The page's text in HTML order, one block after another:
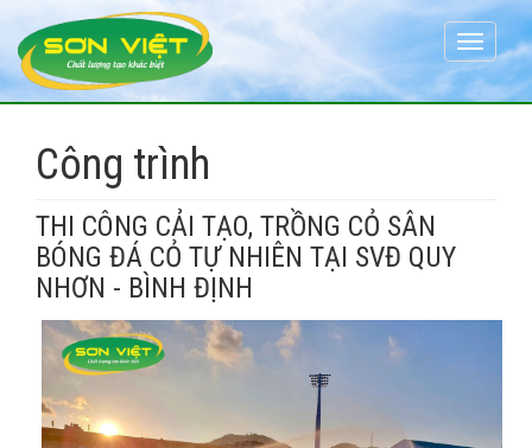
Toggle
Công trình
THI CÔNG CẢI TẠO, TRỒNG CỎ SÂN
BÓNG ĐÁ CỎ TỰ NHIÊN TẠI SVĐ QUY
NHƠN - BÌNH ĐỊNH